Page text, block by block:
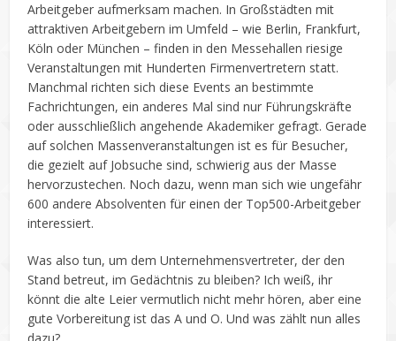
Arbeitgeber aufmerksam machen. In Großstädten mit
attraktiven Arbeitgebern im Umfeld – wie Berlin, Frankfurt,
Köln oder München – finden in den Messehallen riesige
Veranstaltungen mit Hunderten Firmenvertretern statt.
Manchmal richten sich diese Events an bestimmte
Fachrichtungen, ein anderes Mal sind nur Führungskräfte
oder ausschließlich angehende Akademiker gefragt. Gerade
auf solchen Massenveranstaltungen ist es für Besucher,
die gezielt auf Jobsuche sind, schwierig aus der Masse
hervorzustechen. Noch dazu, wenn man sich wie ungefähr
600 andere Absolventen für einen der Top500-Arbeitgeber
interessiert.
Was also tun, um dem Unternehmensvertreter, der den
Stand betreut, im Gedächtnis zu bleiben? Ich weiß, ihr
könnt die alte Leier vermutlich nicht mehr hören, aber eine
gute Vorbereitung ist das A und O. Und was zählt nun alles